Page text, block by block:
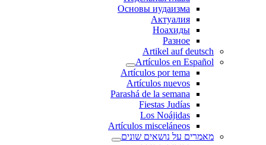
Основы иудаизма
Актуалия
Ноахиды
Разное
Artikel auf deutsch
Artículos en Español
Artículos por tema
Artículos nuevos
Parashá de la semana
Fiestas Judías
Los Noájidas
Artículos misceláneos
מאמרים על נושאים שונים